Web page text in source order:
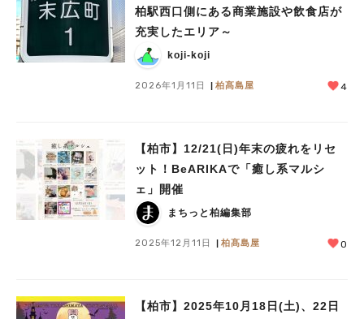
柏駅西口側にある商業施設や飲食店が
充実したエリア～
koji-koji
2026年1月11日 柏髙島屋 4
【柏市】12/21(日)年末の疲れをリセ
ット！BeARIKAで「癒し系マルシ
ェ」開催
まちっと柏編集部
2025年12月11日 柏髙島屋 0
【柏市】2025年10月18日(土)、22日